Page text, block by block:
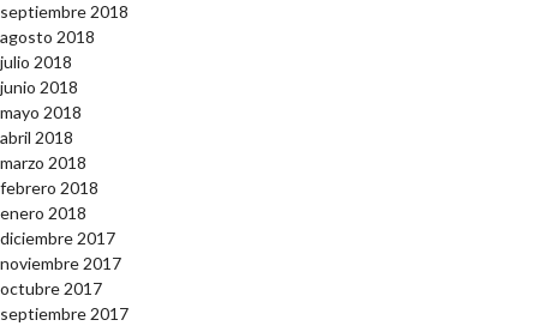
septiembre 2018
agosto 2018
julio 2018
junio 2018
mayo 2018
abril 2018
marzo 2018
febrero 2018
enero 2018
diciembre 2017
noviembre 2017
octubre 2017
septiembre 2017